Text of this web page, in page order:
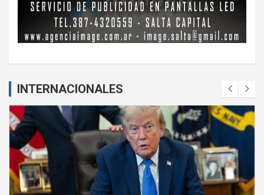
INTERNACIONALES